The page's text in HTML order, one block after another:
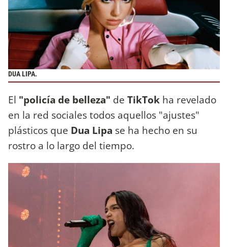
DUA LIPA.
El "policía de belleza" de TikTok ha revelado
en la red sociales todos aquellos "ajustes"
plásticos que Dua Lipa se ha hecho en su
rostro a lo largo del tiempo.